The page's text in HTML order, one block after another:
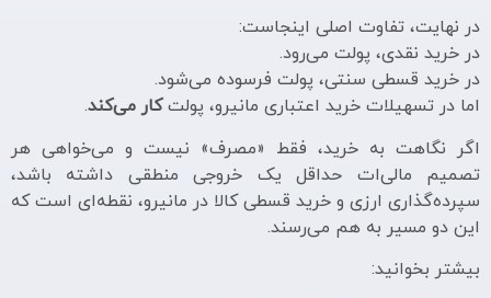
در نهایت، تفاوت اصلی اینجاست:
در خرید نقدی، پولت می‌رود.
در خرید قسطی سنتی، پولت فرسوده می‌شود.
اما در تسهیلات خرید اعتباری مانیرو، پولتکار می‌کند.
اگر نگاهت به خرید، فقط «مصرف» نیست و می‌خواهی هر
تصمیم مالی‌ات حداقل یک خروجی منطقی داشته باشد،
سپرده‌گذاری ارزی و خرید قسطی کالا در مانیرو، نقطه‌ای است که
این دو مسیر به هم می‌رسند.
بیشتر بخوانید: